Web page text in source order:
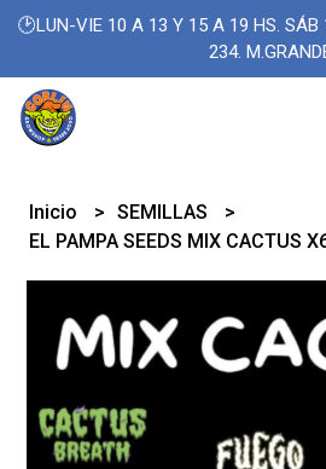
🕑LUN-VIE 10 A 13 Y 15 A 19 HS. SÁB
234.
Inicio
SEMILLAS
EL PAMPA SEEDS MIX CACTUS